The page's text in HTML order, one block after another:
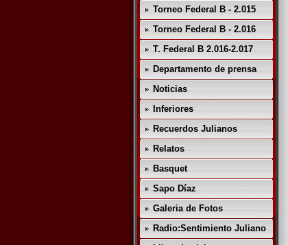
Torneo Federal B - 2.015
Torneo Federal B - 2.016
T. Federal B 2.016-2.017
Departamento de prensa
Noticias
Inferiores
Recuerdos Julianos
Relatos
Basquet
Sapo Díaz
Galeria de Fotos
Radio:Sentimiento Juliano